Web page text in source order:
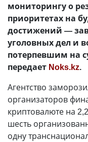
мониторингу о
приоритетах на
достижений —
уголовных дел и
потерпевшим на
передает Noks.kz.
Агентство
организаторов
криптовалюте на
шесть
одну